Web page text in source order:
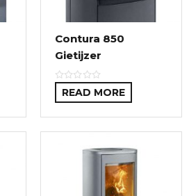
Contura 850
Gietijzer
READ MORE